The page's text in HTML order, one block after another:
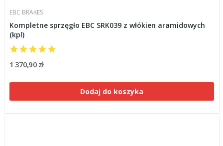
EBC BRAKES
Kompletne sprzęgło EBC SRK039 z włókien aramidowych
(kpl)
1 370,90 zł
Dodaj do koszyka